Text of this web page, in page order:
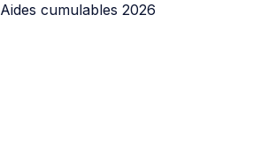
Aides cumulables 2026